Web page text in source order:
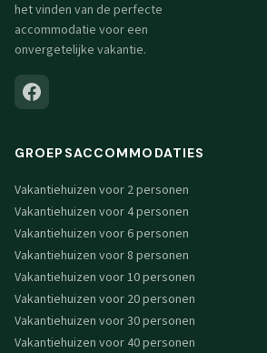
het vinden van de perfecte
accommodatie voor een
onvergetelijke vakantie.
GROEPSACCOMMODATIES
Vakantiehuizen voor 2 personen
Vakantiehuizen voor 4 personen
Vakantiehuizen voor 6 personen
Vakantiehuizen voor 8 personen
Vakantiehuizen voor 10 personen
Vakantiehuizen voor 20 personen
Vakantiehuizen voor 30 personen
Vakantiehuizen voor 40 personen